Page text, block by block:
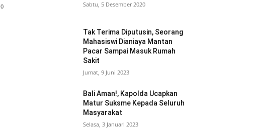
0 Sabtu, 5 Desember 2020
Tak Terima Diputusin, Seorang
Mahasiswi Dianiaya Mantan
Pacar Sampai Masuk Rumah
Sakit
Jumat, 9 Juni 2023
Bali Aman!, Kapolda Ucapkan
Matur Suksme Kepada Seluruh
Masyarakat
Selasa, 3 Januari 2023